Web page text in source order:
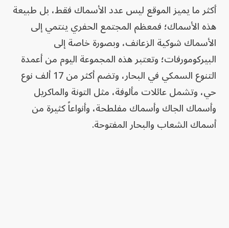
أكثر ما يميز الموقع ليس عدد الأسماك فقط، بل طبيعة
هذه الأسماك؛ فمعظم المجتمع الحفري ينتمي إلى
الأسماك شوكية الزعانف، وبصورة خاصة إلى
البيركومورفات؛ وتعتبر هذه المجموعة اليوم من أعمدة
التنوع السمكي في البحار، وتضم أكثر من 17 ألف نوع
حي، وتشمل عائلات مألوفة، مثل التونة والماكريل
وأسماك الجاك وأسماك مفلطحة، وأنواعاً كثيرة من
أسماك الشعاب والبحار المفتوحة.